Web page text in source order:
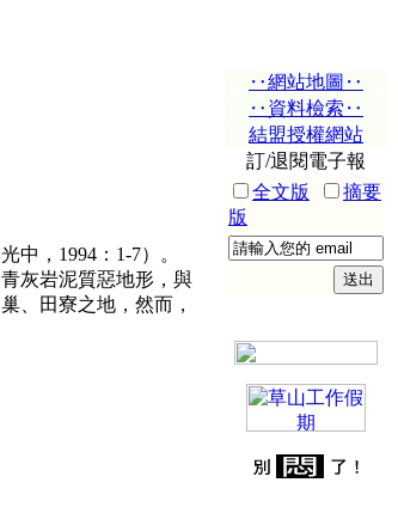
，1994：1-7）。
灰岩泥質惡地形，與
、田寮之地，然而，
‥網站地圖‥
‥資料檢索‥
結盟授權網站
訂/退閱電子報
全文版
摘要
版